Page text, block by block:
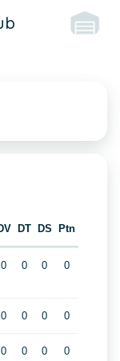
DT DS Ptn
0 0 0 0
0 0 0 0
0 0 0 0